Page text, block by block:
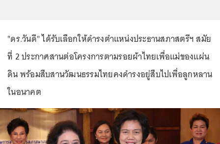
"ดร.วันดี" ได้รับเลือกให้ดำรงตำแหน่งประธานสภาสตรีฯ สมัย
ที่ 2 ประกาศสานต่อโครงการตามรอยผ้าไทยเพื่อแม่ของแผ่น
ดิน พร้อมสืบสานวัฒนธรรมไทยคงดำรงอยู่สืบไปเพื่อลูกหลาน
ในอนาคต